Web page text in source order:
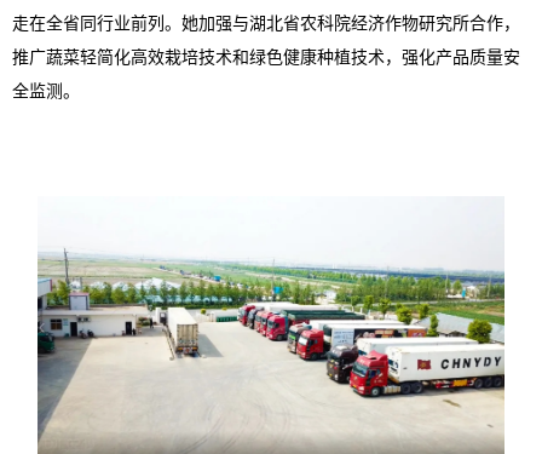
走在全省同行业前列。她加强与湖北省农科院经济作物研究所合作，
推广蔬菜轻简化高效栽培技术和绿色健康种植技术，强化产品质量安
全监测。